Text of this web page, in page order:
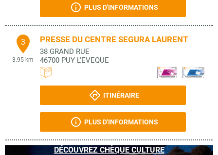
PLUS D'INFORMATIONS
3
3.95 km
PRESSE DU CENTRE SEGURA LAURENT
38 GRAND RUE
46700 PUY L'EVEQUE
ITINÉRAIRE
PLUS D'INFORMATIONS
DÉCOUVREZ CHÈQUE CULTURE